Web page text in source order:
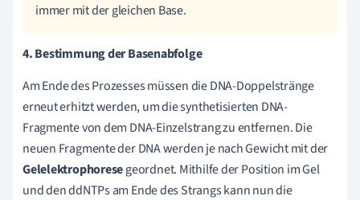
immer mit der gleichen Base.
4. Bestimmung der Basenabfolge
Am Ende des Prozesses müssen die DNA-Doppelstränge
erneut erhitzt werden, um die synthetisierten DNA-
Fragmente von dem DNA-Einzelstrang zu entfernen. Die
neuen Fragmente der DNA werden je nach Gewicht mit der
Gelelektrophoresegeordnet. Mithilfe der Position im Gel
und den ddNTPs am Ende des Strangs kann nun die